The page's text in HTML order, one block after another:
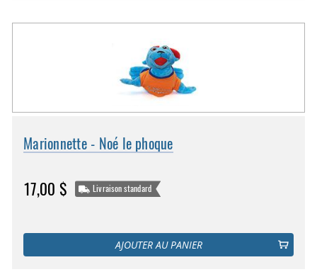
Marionnette - Noé le phoque
17,00 $ Livraison standard
AJOUTER AU PANIER